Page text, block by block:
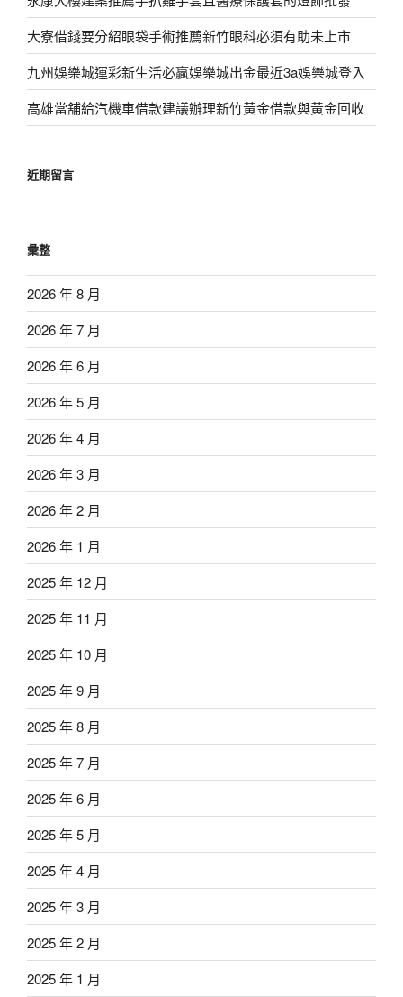
大寮借錢要分紹眼袋手術推薦新竹眼科必須有助未上市
九州娛樂城運彩新生活必贏娛樂城出金最近3a娛樂城登入
高雄當舖給汽機車借款建議辦理新竹黃金借款與黃金回收
近期留言
彙整
2026 年 8 月
2026 年 7 月
2026 年 6 月
2026 年 5 月
2026 年 4 月
2026 年 3 月
2026 年 2 月
2026 年 1 月
2025 年 12 月
2025 年 11 月
2025 年 10 月
2025 年 9 月
2025 年 8 月
2025 年 7 月
2025 年 6 月
2025 年 5 月
2025 年 4 月
2025 年 3 月
2025 年 2 月
2025 年 1 月